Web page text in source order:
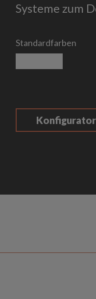
Systeme zum
Standardfarben
Konfigurator